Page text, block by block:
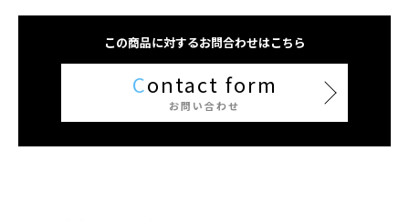
この商品に対するお問合わせはこちら
Contact form
お問い合わせ